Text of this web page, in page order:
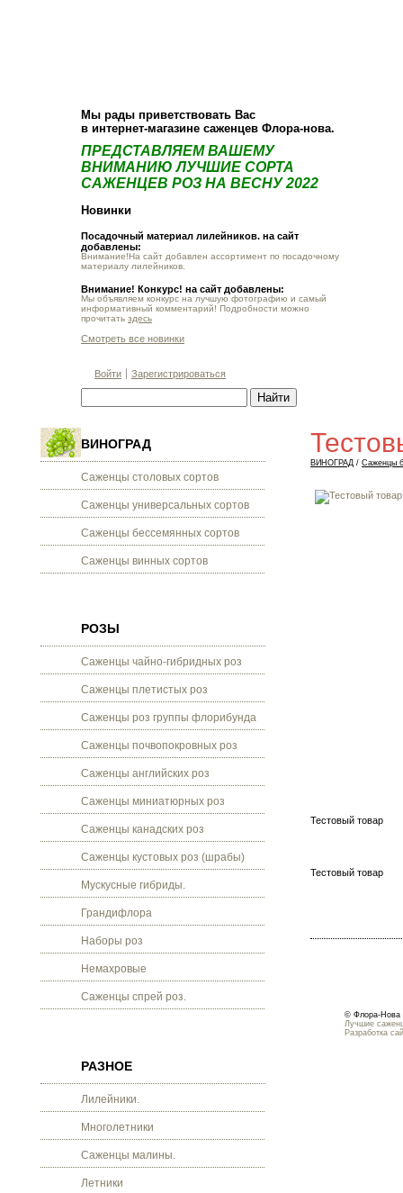
Мы рады приветствовать Вас
в интернет-магазине саженцев Флора-нова.
ПРЕДСТАВЛЯЕМ ВАШЕМУ
ВНИМАНИЮ ЛУЧШИЕ СОРТА
САЖЕНЦЕВ РОЗ НА ВЕСНУ 2022
Новинки
Посадочный материал лилейников. на сайт
добавлены:
Внимание!На сайт добавлен ассортимент по посадочному
материалу лилейников.
Внимание! Конкурс! на сайт добавлены:
Мы объявляем конкурс на лучшую фотографию и самый
информативный комментарий! Подробности можно
прочитать здесь
Смотреть все новинки
Войти Зарегистрироваться
ВИНОГРАД
Саженцы столовых сортов
Саженцы универсальных сортов
Саженцы бессемянных сортов
Саженцы винных сортов
РОЗЫ
Саженцы чайно-гибридных роз
Саженцы плетистых роз
Саженцы роз группы флорибунда
Саженцы почвопокровных роз
Саженцы английских роз
Саженцы миниатюрных роз
Саженцы канадских роз
Саженцы кустовых роз (шрабы)
Мускусные гибриды.
Грандифлора
Наборы роз
Немахровые
Саженцы спрей роз.
РАЗНОЕ
Лилейники.
Многолетники
Саженцы малины.
Летники
ВИНОГРАД / Саженцы
Тестовый товар
Тестовый товар
© Флора-Нова
Лучшие
Разработка